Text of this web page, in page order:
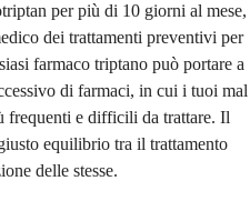
per più di 10 giorni al mese,
dei trattamenti preventivi per
farmaco triptano può portare a
di farmaci, in cui i tuoi mal
frequenti e difficili da trattare. Il
equilibrio tra il trattamento
delle stesse.